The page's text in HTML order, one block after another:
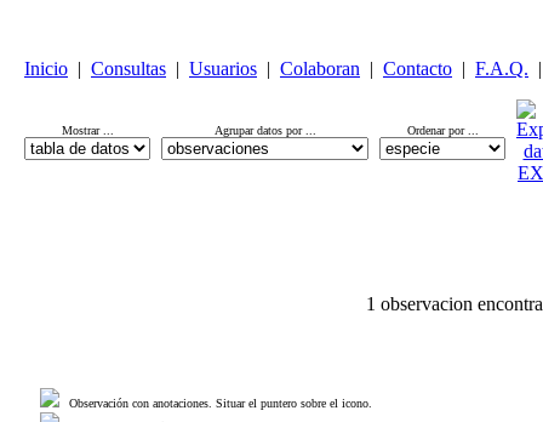
Inicio | Consultas | Usuarios | Colaboran | Contacto | F.A.Q. |
Mostrar ... Agrupar datos por ... Ordenar por ...
1 observacion
Observación con anotaciones. Situar el puntero sobre el icono.